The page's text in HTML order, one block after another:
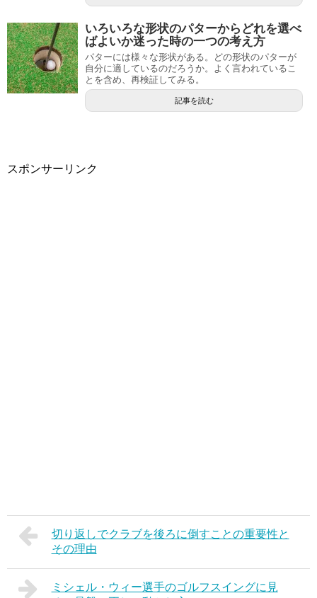
いろいろな形状のパターからどれを選べ
ばよいか迷った時の一つの考え方
パターには様々な形状がある。どの形状のパターが
自分に適しているのだろうか。よく言われているこ
とを含め、再検証してみる。
記事を読む
スポンサーリンク
切り返しでクラブを後ろに倒すことの重要性と
その理由
ミシェル・ウィー選手のゴルフスイングに見